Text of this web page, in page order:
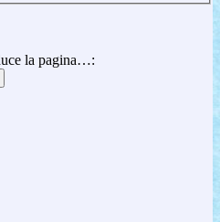
la pagina…: